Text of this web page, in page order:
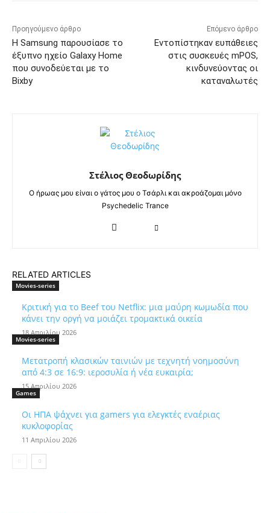
Προηγούμενο άρθρο
Η Samsung παρουσίασε το
έξυπνο ηχείο Galaxy Home
που συνοδεύεται με το
Bixby
Επόμενο άρθρο
Εντοπίστηκαν ευπάθειες
στις συσκευές mPOS,
κινδυνεύοντας οι
καταναλωτές
Στέλιος Θεοδωρίδης
Ο ήρωας μου είναι ο γάτος μου ο Τσάρλι και ακροάζομαι μόνο
Psychedelic Trance
RELATED ARTICLES
Movies-series
Κριτική για το Beef του Netflix: μια μαύρη κωμωδία που
κάνει την οργή να μοιάζει τρομακτικά οικεία
18 Απριλίου 2026
Movies-series
Μετατροπή κλασικών ταινιών με τεχνητή νοημοσύνη
από 4:3 σε 16:9: ιεροσυλία ή νέα ευκαιρία;
15 Απριλίου 2026
Games
Οι ΗΠΑ ψάχνει για gamers για ελεγκτές εναέριας
κυκλοφορίας
11 Απριλίου 2026